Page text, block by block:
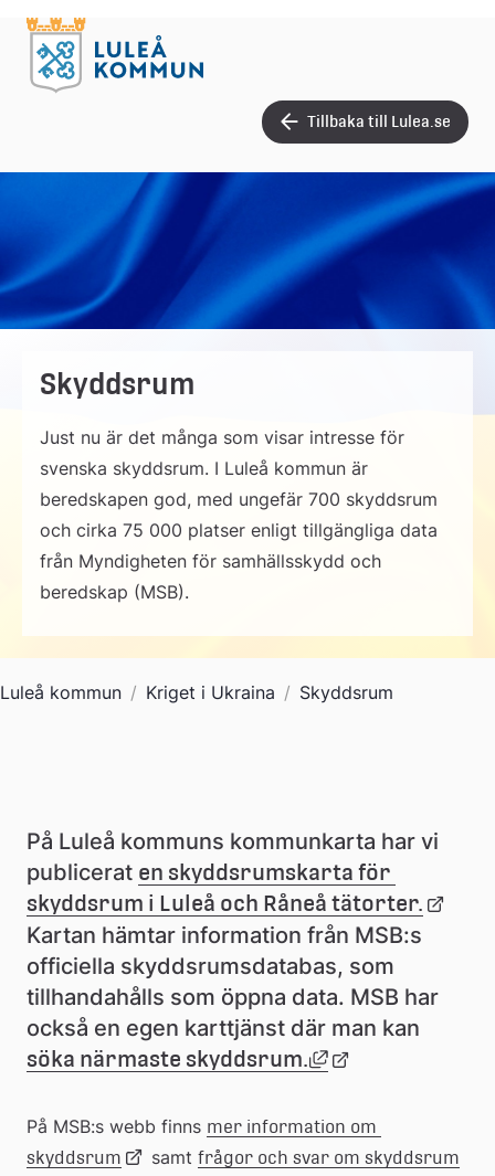
Tillbaka till Lulea.se
Skyddsrum
Just nu är det många som visar intresse för
svenska skyddsrum. I Luleå kommun är
beredskapen god, med ungefär 700 skyddsrum
och cirka 75 000 platser enligt tillgängliga data
från Myndigheten för samhällsskydd och
beredskap (MSB).
Luleå kommun / Kriget i Ukraina / Skyddsrum
På Luleå kommuns kommunkarta har vi
publicerat en skyddsrumskarta för
skyddsrum i Luleå och Råneå tätorter. Länk
Kartan hämtar information från MSB:s
officiella skyddsrumsdatabas, som
tillhandahålls som öppna data. MSB har
söka närmaste skyddsrum.
Länk till annan
Länk
extern
webbplats
På MSB:s webb finns mer information om
skyddsrum Länk samt frågor och svar om skyddsrum